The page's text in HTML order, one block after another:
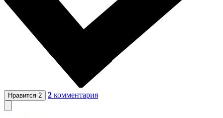
Нравится 2 2 комментария